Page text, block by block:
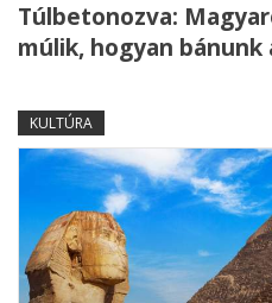
Túlbetonozva:
múlik, hogyan
KULTÚRA